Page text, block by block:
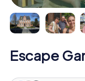
Escape